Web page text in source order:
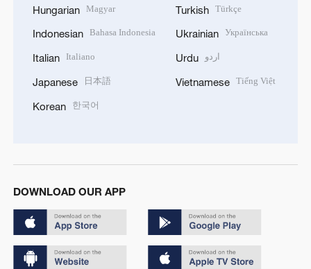
Hungarian Magyar
Indonesian Bahasa Indonesia
Italian Italiano
Japanese 日本語
Korean 한국어
Turkish Türkçe
Ukrainian Українська
Urdu اردو
Vietnamese Tiếng Việt
DOWNLOAD OUR APP